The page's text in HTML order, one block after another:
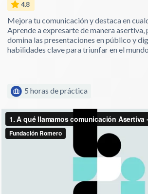
4.8
Mejora tu comunicación y destaca en
Aprende a expresarte de manera asertiva,
domina las presentaciones en público y
habilidades clave para triunfar en el
5 horas de práctica